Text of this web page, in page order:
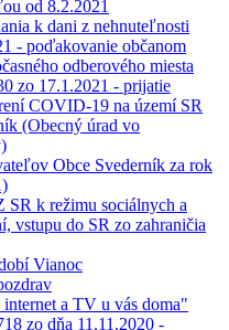
od 8.2.2021
k dani z nehnuteľnosti
- poďakovanie občanom
odberového miesta
zo 17.1.2021 - prijatie
COVID-19 na území SR
(Obecný úrad vo
Obce Svederník za rok
k režimu sociálnych a
vstupu do SR zo zahraničia
Vianoc
a TV u vás doma"
zo dňa 11.11.2020 -